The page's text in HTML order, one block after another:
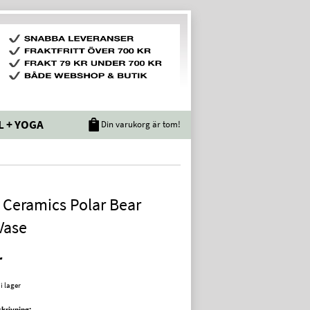
+ YOGA Din varukorg är tom!
Polar Bear
lager